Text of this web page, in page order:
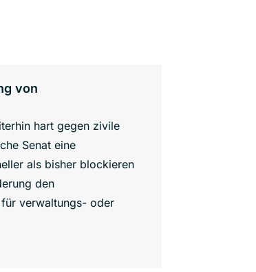
von
hart gegen zivile
Senat eine
als bisher blockieren
den
verwaltungs- oder